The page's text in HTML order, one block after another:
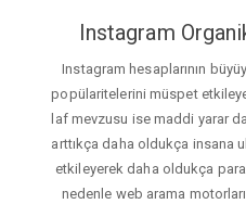
Instagram
Instagram hesaplarının
popülaritelerini müspet
laf mevzusu ise maddi yarar
arttıkça daha oldukça insana
etkileyerek daha oldukça
nedenle web arama